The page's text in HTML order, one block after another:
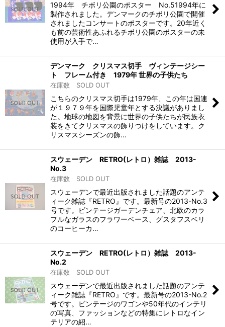
1994年 チボリ公園のポスター No.51994年に
製作されました。デンマークのチボリ公園で開催
されましたコンサートのポスターです。20年近く
も前の芸術性あふれるチボリ公園のポスターの未
使用が入手で…
デンマーク クリスマス切手 ヴィンテージシー
ト フレーム付き 1979年 世界の子供たち
在庫数 SOLD OUT
こちらのクリスマス切手は1979年、この年は国連
が１９７９年を国際児童年とする決議がありまし
た。地球の地図を背景に世界の子供たちが民族衣
装をきてクリスマスの飾りつけをしています。ク
リスマスシーズンの飾…
スウェーデン RETRO(レトロ）雑誌 2013-
No.3
在庫数 SOLD OUT
スウェーデンで最近出版されました話題のアンテ
ィーク雑誌『RETRO』です。最新号の2013-No.3
号です。ビンテージガーデンチェア、北欧のカラ
フルなガラスのフラワーベース、グスタフスベリ
のコーヒーカ…
スウェーデン RETRO(レトロ）雑誌 2013-
No.2
在庫数 SOLD OUT
スウェーデンで最近出版されました話題のアンテ
ィーク雑誌『RETRO』です。最新号の2013-No.2
号です。ビンテージのワゴンや50年代のインテリ
の写真、ファッションなどの特集にレトロなイン
テリアの紹…